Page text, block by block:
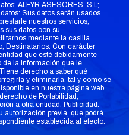
ALFYR ASESORES, S.L;
Sus datos serán usados
nuestros servicios;
sus datos con su
mediante la casilla
Destinatarios: Con carácter
que esté debidamente
de la información que le
derecho a saber qué
y eliminarla, tal y como se
en nuestra página web.
de Portabilidad,
a otra entidad; Publicidad:
autorización previa, que podrá
establecida al efecto.